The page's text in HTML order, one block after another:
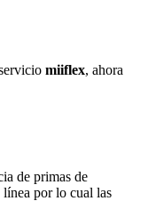
miiflex, ahora
de primas de
línea por lo cual las